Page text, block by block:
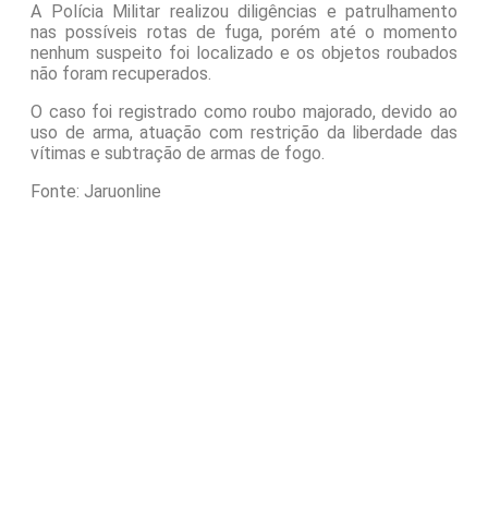
A Polícia Militar realizou diligências e patrulhamento
nas possíveis rotas de fuga, porém até o momento
nenhum suspeito foi localizado e os objetos roubados
não foram recuperados.
O caso foi registrado como roubo majorado, devido ao
uso de arma, atuação com restrição da liberdade das
vítimas e subtração de armas de fogo.
Fonte: Jaruonline